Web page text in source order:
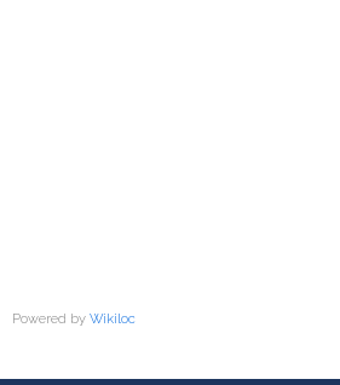
Powered by Wikiloc